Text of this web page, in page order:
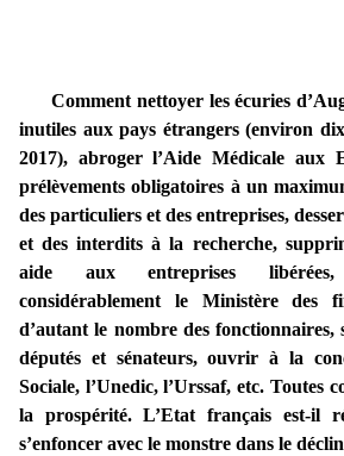
Comment nettoyer les écuries
inutiles aux pays étrangers (environ
2017), abroger l’Aide Médicale aux
prélèvements obligatoires à un
des particuliers et des entreprises,
et des interdits à la recherche,
aide aux entreprises
considérablement le Ministère des
d’autant le nombre des fonctionnaires,
députés et sénateurs, ouvrir à la
Sociale, l’Unedic, l’Urssaf, etc. Toutes
la prospérité. L’Etat français est-il
s’enfoncer avec le monstre dans le